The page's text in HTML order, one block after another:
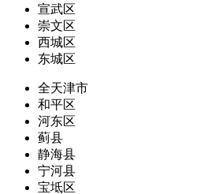
宣武区
崇文区
西城区
东城区
全天津市
和平区
河东区
蓟县
静海县
宁河县
宝坻区